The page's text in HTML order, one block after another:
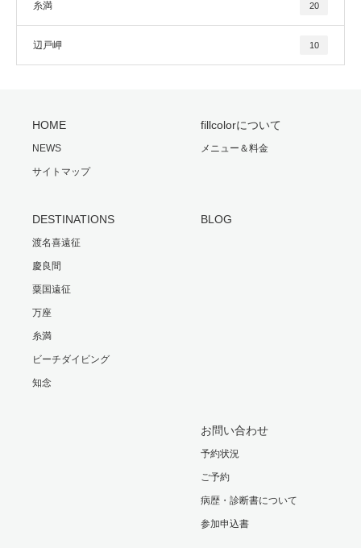
糸満 20
辺戸岬 10
HOME
NEWS
サイトマップ
fillcolorについて
メニュー＆料金
DESTINATIONS
渡名喜遠征
慶良間
粟国遠征
万座
糸満
ビーチダイビング
知念
BLOG
お問い合わせ
予約状況
ご予約
病歴・診断書について
参加申込書